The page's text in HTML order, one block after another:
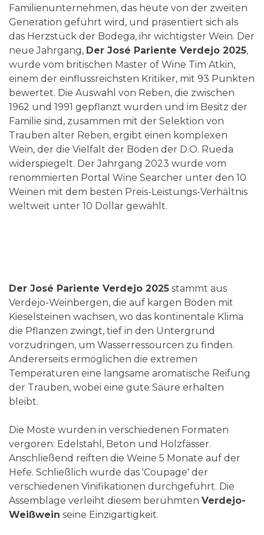
Familienunternehmen, das heute von der zweiten
Generation geführt wird, und präsentiert sich als
das Herzstück der Bodega, ihr wichtigster Wein. Der
neue Jahrgang, Der José Pariente Verdejo 2025,
wurde vom britischen Master of Wine Tim Atkin,
einem der einflussreichsten Kritiker, mit 93 Punkten
bewertet. Die Auswahl von Reben, die zwischen
1962 und 1991 gepflanzt wurden und im Besitz der
Familie sind, zusammen mit der Selektion von
Trauben alter Reben, ergibt einen komplexen
Wein, der die Vielfalt der Böden der D.O. Rueda
widerspiegelt. Der Jahrgang 2023 wurde vom
renommierten Portal Wine Searcher unter den 10
Weinen mit dem besten Preis-Leistungs-Verhältnis
weltweit unter 10 Dollar gewählt.
Der José Pariente Verdejo 2025 stammt aus
Verdejo-Weinbergen, die auf kargen Böden mit
Kieselsteinen wachsen, wo das kontinentale Klima
die Pflanzen zwingt, tief in den Untergrund
vorzudringen, um Wasserressourcen zu finden.
Andererseits ermöglichen die extremen
Temperaturen eine langsame aromatische Reifung
der Trauben, wobei eine gute Säure erhalten
bleibt.
Die Moste wurden in verschiedenen Formaten
vergoren: Edelstahl, Beton und Holzfässer.
Anschließend reiften die Weine 5 Monate auf der
Hefe. Schließlich wurde das 'Coupage' der
verschiedenen Vinifikationen durchgeführt. Die
Assemblage verleiht diesem berühmten Verdejo-
Weißwein seine Einzigartigkeit.